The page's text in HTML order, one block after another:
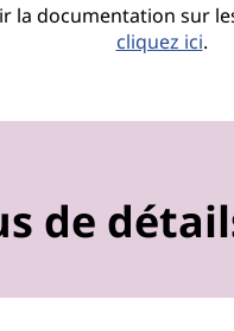
la documentation sur
cliquez ici.
de